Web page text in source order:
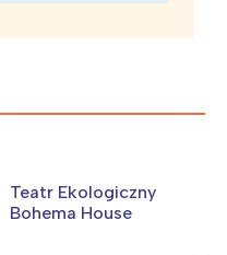
Teatr Ekologiczny
Bohema House